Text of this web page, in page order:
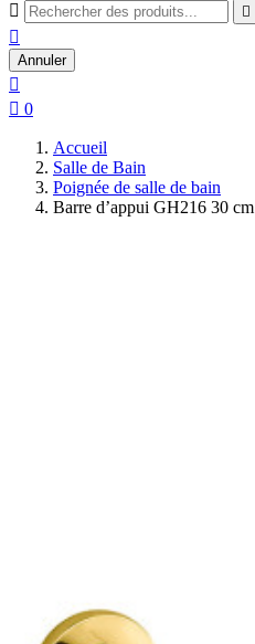
 

Annuler

 0
Accueil
Salle de Bain
Poignée de salle de bain
Barre d’appui GH216 30 cm